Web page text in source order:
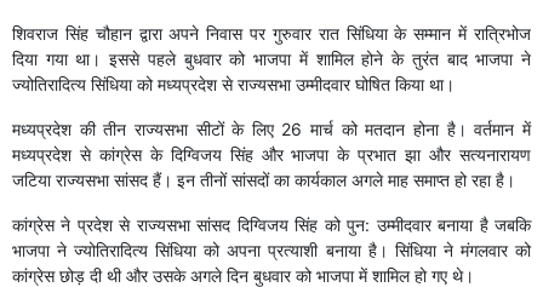
शिवराज सिंह चौहान द्वारा अपने निवास पर गुरुवार रात सिंधिया के सम्मान में रात्रिभोज
दिया गया था। इससे पहले बुधवार को भाजपा में शामिल होने के तुरंत बाद भाजपा ने
ज्योतिरादित्य सिंधिया को मध्यप्रदेश से राज्यसभा उम्मीदवार घोषित किया था।
मध्यप्रदेश की तीन राज्यसभा सीटों के लिए 26 मार्च को मतदान होना है। वर्तमान में
मध्यप्रदेश से कांग्रेस के दिग्विजय सिंह और भाजपा के प्रभात झा और सत्यनारायण
जटिया राज्यसभा सांसद हैं। इन तीनों सांसदों का कार्यकाल अगले माह समाप्त हो रहा है।
कांग्रेस ने प्रदेश से राज्यसभा सांसद दिग्विजय सिंह को पुन: उम्मीदवार बनाया है जबकि
भाजपा ने ज्योतिरादित्य सिंधिया को अपना प्रत्याशी बनाया है। सिंधिया ने मंगलवार को
कांग्रेस छोड़ दी थी और उसके अगले दिन बुधवार को भाजपा में शामिल हो गए थे।